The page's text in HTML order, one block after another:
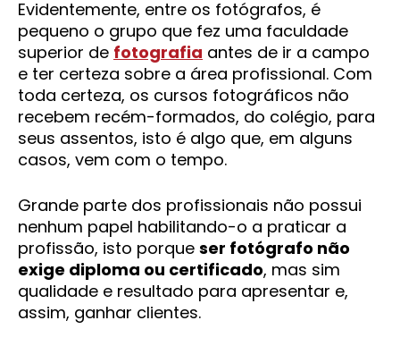
Evidentemente, entre os fotógrafos, é
pequeno o grupo que fez uma faculdade
superior de fotografia antes de ir a campo
e ter certeza sobre a área profissional. Com
toda certeza, os cursos fotográficos não
recebem recém-formados, do colégio, para
seus assentos, isto é algo que, em alguns
casos, vem com o tempo.
Grande parte dos profissionais não possui
nenhum papel habilitando-o a praticar a
profissão, isto porque ser fotógrafo não
exige diploma ou certificado, mas sim
qualidade e resultado para apresentar e,
assim, ganhar clientes.